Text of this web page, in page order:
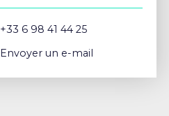
+33 6 98 41 44 25
Envoyer un e-mail